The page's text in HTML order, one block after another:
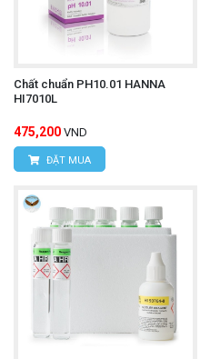
Chất chuẩn PH10.01 HANNA
HI7010L
475,200 VND
ĐẶT MUA